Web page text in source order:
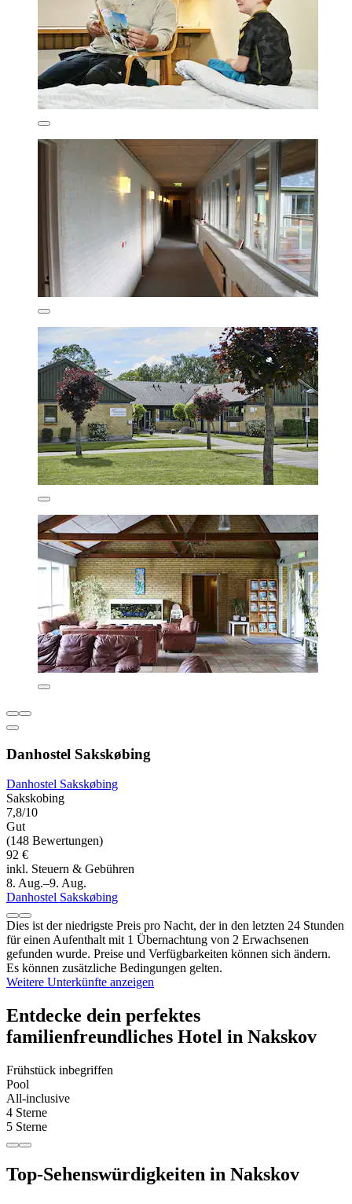
Danhostel Sakskøbing
Danhostel Sakskøbing
Sakskobing
7,8/10
Gut
(148 Bewertungen)
92 €
inkl. Steuern & Gebühren
8. Aug.–9. Aug.
Danhostel Sakskøbing
Dies ist der niedrigste Preis pro Nacht, der in den letzten 24 Stunden
für einen Aufenthalt mit 1 Übernachtung von 2 Erwachsenen
gefunden wurde. Preise und Verfügbarkeiten können sich ändern.
Es können zusätzliche Bedingungen gelten.
Weitere Unterkünfte anzeigen
Entdecke dein perfektes
familienfreundliches Hotel in Nakskov
Frühstück inbegriffen
Pool
All-inclusive
4 Sterne
5 Sterne
Top-Sehenswürdigkeiten in Nakskov